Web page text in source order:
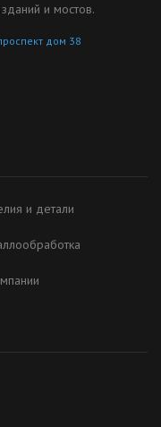
и мостов.
дом 38
и детали